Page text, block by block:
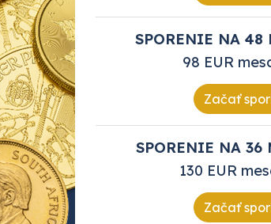
SPORENIE NA 48
98 EUR
Začať
SPORENIE NA 36
130 EUR
Začať